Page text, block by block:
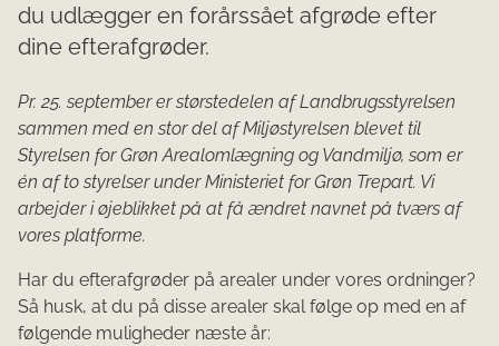
du udlægger en forårssået afgrøde efter
dine efterafgrøder.
Pr. 25. september er størstedelen af Landbrugsstyrelsen
sammen med en stor del af Miljøstyrelsen blevet til
Styrelsen for Grøn Arealomlægning og Vandmiljø, som er
én af to styrelser under Ministeriet for Grøn Trepart. Vi
arbejder i øjeblikket på at få ændret navnet på tværs af
vores platforme.
Har du efterafgrøder på arealer under vores ordninger?
Så husk, at du på disse arealer skal følge op med en af
følgende muligheder næste år: